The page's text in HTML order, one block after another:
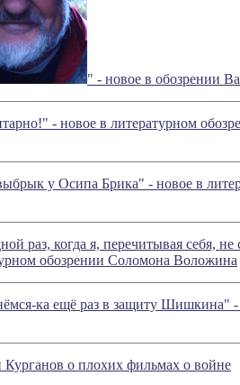
" - новое в обозрении
- новое в литературном
у Осипа Брика" - новое в
раз, когда я, перечитывая себя,
обозрении Соломона Воложина
ка ещё раз в защиту Шишкина"
Курганов о плохих фильмах о войне